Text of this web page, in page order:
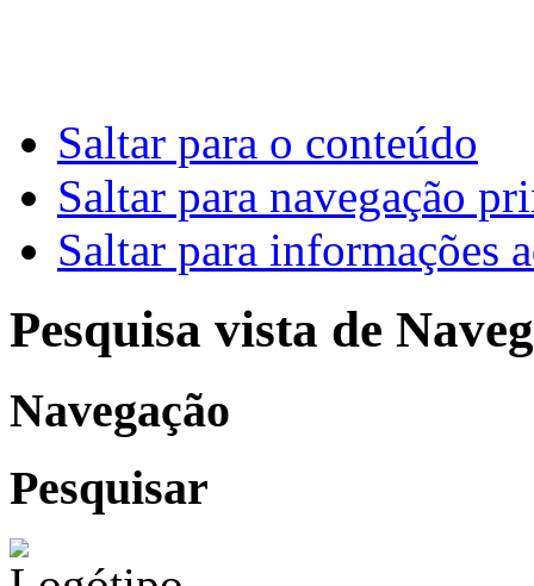
Saltar para o conteúdo
Saltar para navegação
Saltar para informações
Pesquisa vista de
Navegação
Pesquisar